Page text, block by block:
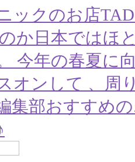
ックのお店
か日本ではほ
今年の春夏に
オンして 、周
集部おすすめ